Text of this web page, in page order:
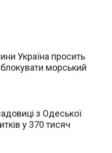
Україна просить
морський
з Одеської
у 370 тисяч